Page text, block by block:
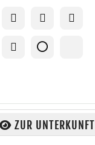
ZUR UNTERKUNFT